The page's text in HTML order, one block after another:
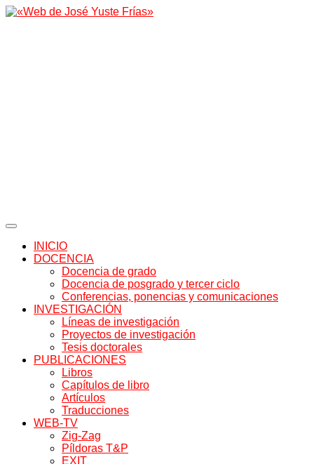
INICIO
DOCENCIA
Docencia de grado
Docencia de posgrado y tercer ciclo
Conferencias, ponencias y comunicaciones
INVESTIGACIÓN
Líneas de investigación
Proyectos de investigación
Tesis doctorales
PUBLICACIONES
Libros
Capítulos de libro
Artículos
Traducciones
WEB-TV
Zig-Zag
Píldoras T&P
EXIT